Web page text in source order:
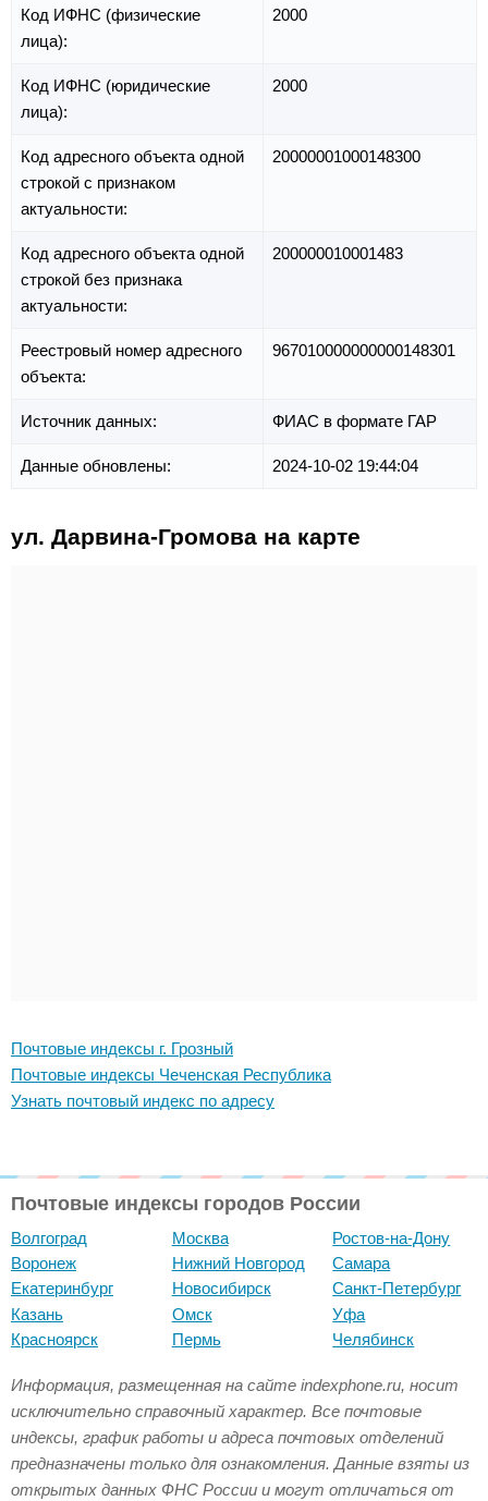
Код ИФНС (физические
лица):
2000
Код ИФНС (юридические
лица):
2000
Код адресного объекта одной
строкой с признаком
актуальности:
20000001000148300
Код адресного объекта одной
строкой без признака
актуальности:
200000010001483
Реестровый номер адресного
объекта:
967010000000000148301
Источник данных: ФИАС в формате ГАР
Данные обновлены: 2024-10-02 19:44:04
ул. Дарвина-Громова на карте
Почтовые индексы г. Грозный
Почтовые индексы Чеченская Республика
Узнать почтовый индекс по адресу
Почтовые индексы городов России
Волгоград
Воронеж
Екатеринбург
Казань
Красноярск
Москва
Нижний Новгород
Новосибирск
Омск
Пермь
Ростов-на-Дону
Самара
Санкт-Петербург
Уфа
Челябинск
Информация, размещенная на сайте indexphone.ru, носит
исключительно справочный характер. Все почтовые
индексы, график работы и адреса почтовых отделений
предназначены только для ознакомления. Данные взяты из
открытых данных ФНС России и могут отличаться от